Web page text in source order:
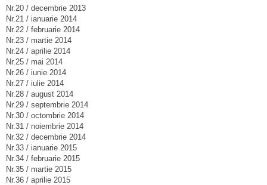
Nr.20 / decembrie 2013
Nr.21 / ianuarie 2014
Nr.22 / februarie 2014
Nr.23 / martie 2014
Nr.24 / aprilie 2014
Nr.25 / mai 2014
Nr.26 / iunie 2014
Nr.27 / iulie 2014
Nr.28 / august 2014
Nr.29 / septembrie 2014
Nr.30 / octombrie 2014
Nr.31 / noiembrie 2014
Nr.32 / decembrie 2014
Nr.33 / ianuarie 2015
Nr.34 / februarie 2015
Nr.35 / martie 2015
Nr.36 / aprilie 2015